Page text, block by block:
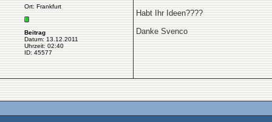
Ort: Frankfurt
Beitrag
Datum: 13.12.2011
Uhrzeit: 02:40
ID: 45577
Habt Ihr Ideen????
Danke Svenco